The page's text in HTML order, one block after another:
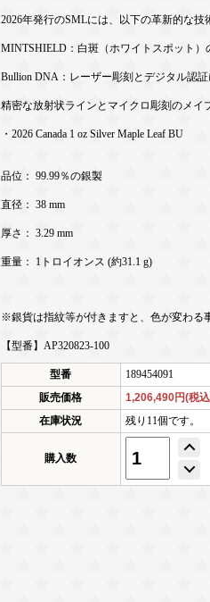
2026年発行のSMLには、以下の革新的な技
MINTSHIELD：白斑（ホワイトスポット
Bullion DNA：レーザー彫刻とデジタル認
精密な放射状ラインとマイクロ彫刻のメ
・2026 Canada 1 oz Silver Maple Leaf BU
品位： 99.99％の銀製
直径： 38 mm
厚さ： 3.29 mm
重量： 1トロイオンス (約31.1 g)
※銀貨は指紋等が付きますと、色が変わる
【型番】AP320823-100
型番
189454091
販売価格
1,206,490円(税
在庫状況
残り11個です。
購入数